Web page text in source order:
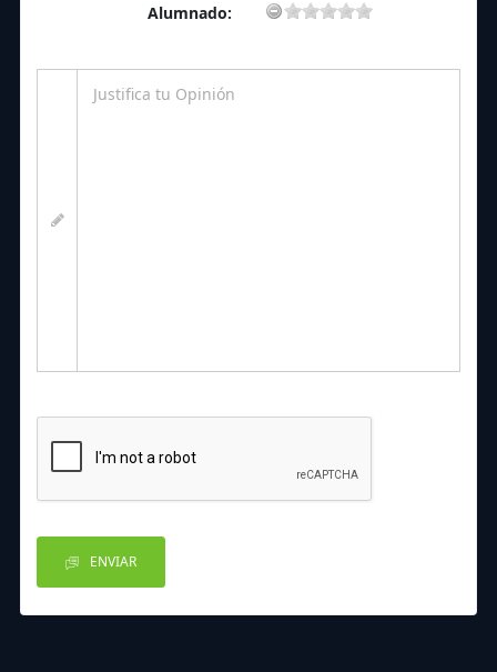
Alumnado:
ENVIAR